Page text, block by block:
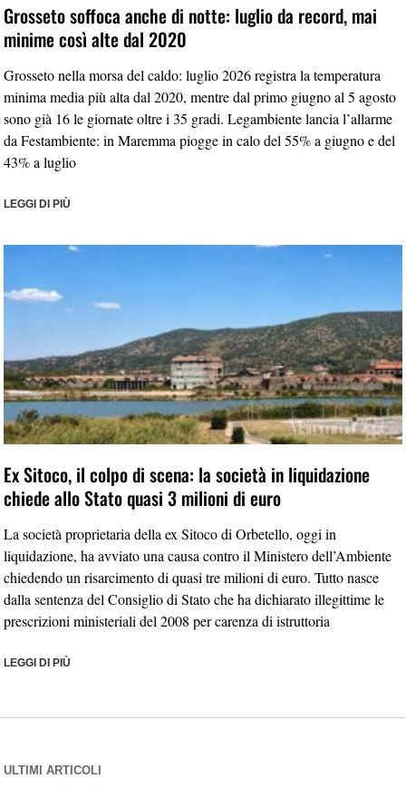
Grosseto soffoca anche di notte: luglio da record, mai
minime così alte dal 2020
Grosseto nella morsa del caldo: luglio 2026 registra la temperatura
minima media più alta dal 2020, mentre dal primo giugno al 5 agosto
sono già 16 le giornate oltre i 35 gradi. Legambiente lancia l’allarme
da Festambiente: in Maremma piogge in calo del 55% a giugno e del
43% a luglio
LEGGI DI PIÙ
Ex Sitoco, il colpo di scena: la società in liquidazione
chiede allo Stato quasi 3 milioni di euro
La società proprietaria della ex Sitoco di Orbetello, oggi in
liquidazione, ha avviato una causa contro il Ministero dell’Ambiente
chiedendo un risarcimento di quasi tre milioni di euro. Tutto nasce
dalla sentenza del Consiglio di Stato che ha dichiarato illegittime le
prescrizioni ministeriali del 2008 per carenza di istruttoria
LEGGI DI PIÙ
ULTIMI ARTICOLI